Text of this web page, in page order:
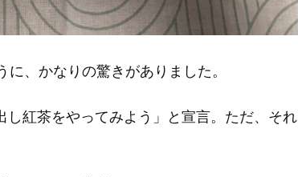
、かなりの驚きがありました。
し紅茶をやってみよう」と宣言。ただ、それ